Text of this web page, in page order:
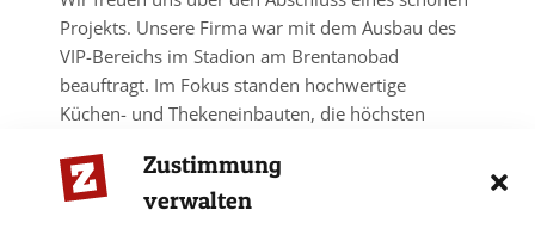
Zustimmung
verwalten
Projekts. Unsere Firma war mit dem Ausbau des
VIP-Bereichs im Stadion am Brentanobad
beauftragt. Im Fokus standen hochwertige
Küchen- und Thekeneinbauten, die höchsten
Komfort gerecht werden.